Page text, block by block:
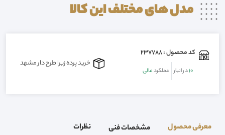
مدل های مختلف اینکالا
کد محصول : 237788
10در انبار عملکردعالی
خرید پرده زبرا طرح دار مشهد
معرفی محصول مشخصات فنی نظرات